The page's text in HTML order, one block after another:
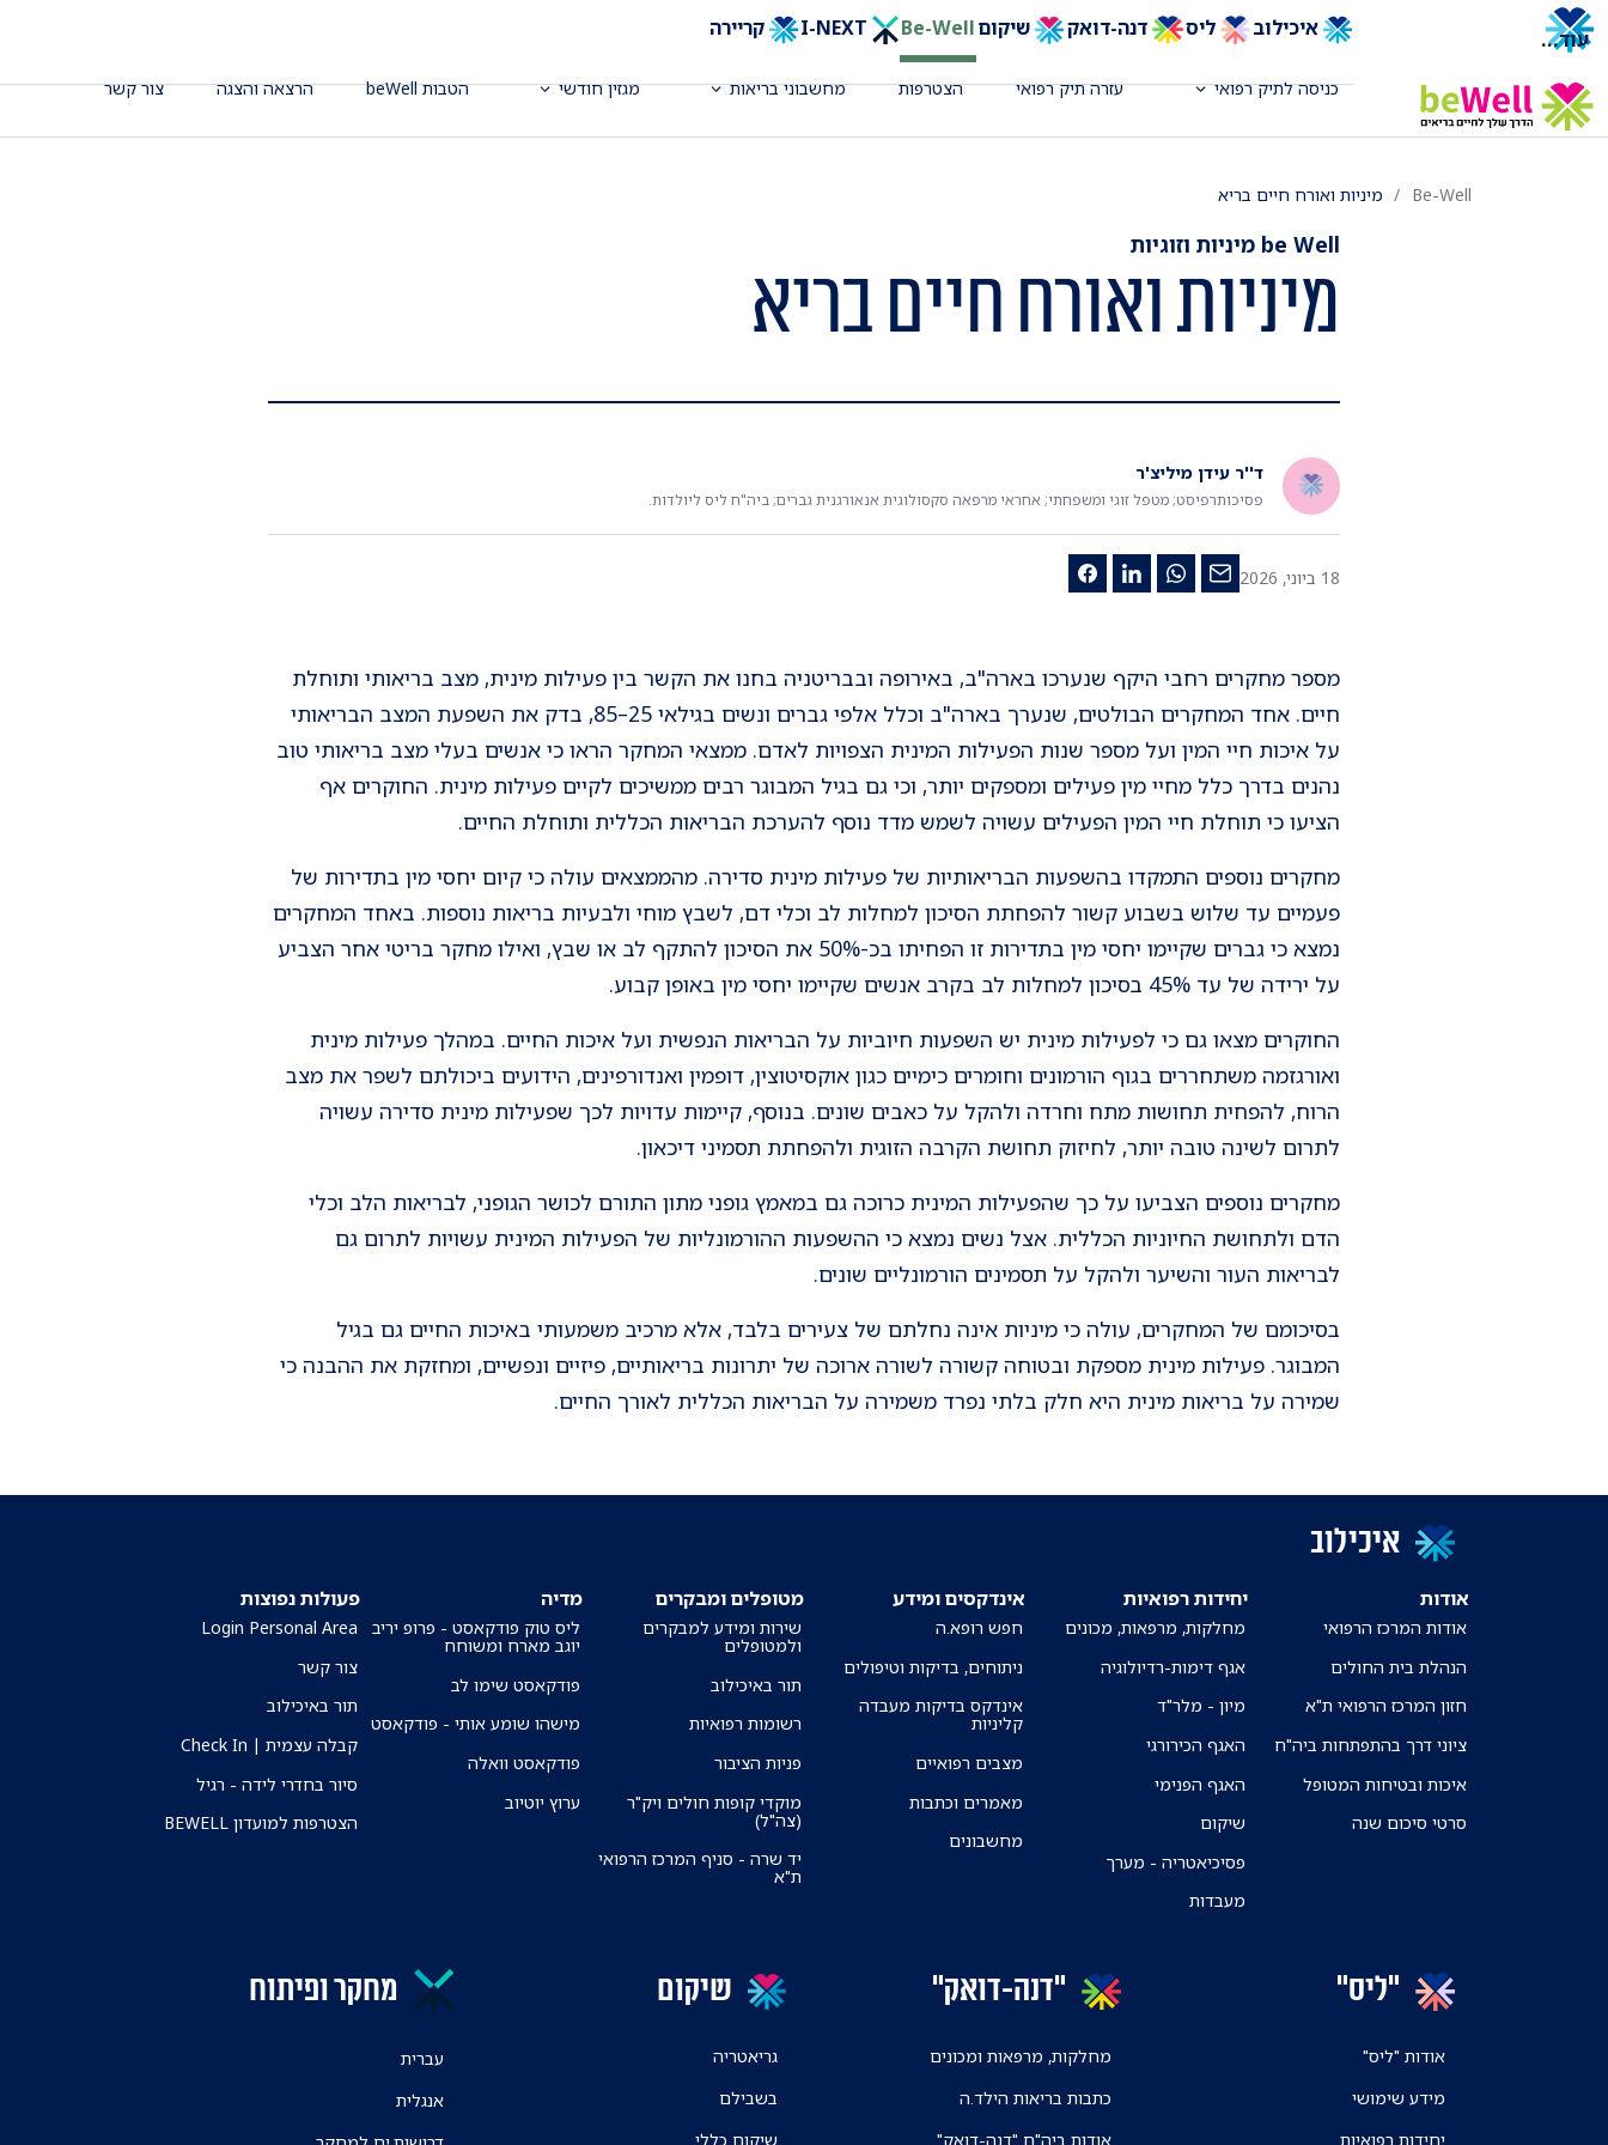
איכילוב ליס דנה-דואק שיקוםBe-Well קריירה
כניסה לתיק רפואי עזרה תיק רפואי הצטרפות מחשבוני בריאות מגזין חודשי הטבות beWell הרצאה והצגה צור קשר
עוד...
Be-Well מיניות ואורח חיים בריא
be Well מיניות וזוגיות
מיניות ואורח חיים בריא
ד''ר עידן מיליצ'ר
פסיכותרפיסט; מטפל זוגי ומשפחתי; אחראי מרפאה סקסולוגית אנאורגנית גברים; ביה"ח ליס ליולדות.
18 ביוני, 2026
מספר מחקרים רחבי היקף שנערכו בארה"ב, באירופה ובבריטניה בחנו את הקשר בין פעילות מינית, מצב בריאותי ותוחלת
חיים. אחד המחקרים הבולטים, שנערך בארה"ב וכלל אלפי גברים ונשים בגילאי 25–85, בדק את השפעת המצב הבריאותי
על איכות חיי המין ועל מספר שנות הפעילות המינית הצפויות לאדם. ממצאי המחקר הראו כי אנשים בעלי מצב בריאותי טוב
נהנים בדרך כלל מחיי מין פעילים ומספקים יותר, וכי גם בגיל המבוגר רבים ממשיכים לקיים פעילות מינית. החוקרים אף
הציעו כי תוחלת חיי המין הפעילים עשויה לשמש מדד נוסף להערכת הבריאות הכללית ותוחלת החיים.
מחקרים נוספים התמקדו בהשפעות הבריאותיות של פעילות מינית סדירה. מהממצאים עולה כי קיום יחסי מין בתדירות של
פעמיים עד שלוש בשבוע קשור להפחתת הסיכון למחלות לב וכלי דם, לשבץ מוחי ולבעיות בריאות נוספות. באחד המחקרים
נמצא כי גברים שקיימו יחסי מין בתדירות זו הפחיתו בכ-50% את הסיכון להתקף לב או שבץ, ואילו מחקר בריטי אחר הצביע
על ירידה של עד 45% בסיכון למחלות לב בקרב אנשים שקיימו יחסי מין באופן קבוע.
החוקרים מצאו גם כי לפעילות מינית יש השפעות חיוביות על הבריאות הנפשית ועל איכות החיים. במהלך פעילות מינית
ואורגזמה משתחררים בגוף הורמונים וחומרים כימיים כגון אוקסיטוצין, דופמין ואנדורפינים, הידועים ביכולתם לשפר את מצב
הרוח, להפחית תחושות מתח וחרדה ולהקל על כאבים שונים. בנוסף, קיימות עדויות לכך שפעילות מינית סדירה עשויה
לתרום לשינה טובה יותר, לחיזוק תחושת הקרבה הזוגית ולהפחתת תסמיני דיכאון.
מחקרים נוספים הצביעו על כך שהפעילות המינית כרוכה גם במאמץ גופני מתון התורם לכושר הגופני, לבריאות הלב וכלי
הדם ולתחושת החיוניות הכללית. אצל נשים נמצא כי ההשפעות ההורמונליות של הפעילות המינית עשויות לתרום גם
לבריאות העור והשיער ולהקל על תסמינים הורמונליים שונים.
בסיכומם של המחקרים, עולה כי מיניות אינה נחלתם של צעירים בלבד, אלא מרכיב משמעותי באיכות החיים גם בגיל
המבוגר. פעילות מינית מספקת ובטוחה קשורה לשורה ארוכה של יתרונות בריאותיים, פיזיים ונפשיים, ומחזקת את ההבנה כי
שמירה על בריאות מינית היא חלק בלתי נפרד משמירה על הבריאות הכללית לאורך החיים.
איכילוב
אודות
אודות המרכז הרפואי
הנהלת בית החולים
חזון המרכז הרפואי ת"א
ציוני דרך בהתפתחות ביה"ח
איכות ובטיחות המטופל
סרטי סיכום שנה
יחידות רפואיות
מחלקות, מרפאות, מכונים
אגף דימות-רדיולוגיה
מיון - מלר"ד
האגף הכירורגי
האגף הפנימי
שיקום
פסיכיאטריה - מערך
מעבדות
אינדקסים ומידע
חפש רופא.ה
ניתוחים, בדיקות וטיפולים
אינדקס בדיקות מעבדה
קליניות
מצבים רפואיים
מאמרים וכתבות
מחשבונים
מטופלים ומבקרים
שירות ומידע למבקרים
ולמטופלים
תור באיכילוב
רשומות רפואיות
פניות הציבור
מוקדי קופות חולים ויק"ר
(צה"ל)
יד שרה - סניף המרכז הרפואי
ת"א
מדיה
ליס טוק פודקאסט - פרופ יריב
יוגב מארח ומשוחח
פודקאסט שימו לב
מישהו שומע אותי - פודקאסט
פודקאסט וואלה
ערוץ יוטיוב
פעולות נפוצות
Login Personal Area
צור קשר
תור באיכילוב
קבלה עצמית | Check In
סיור בחדרי לידה - רגיל
הצטרפות למועדון BEWELL
"ליס"
אודות "ליס"
מידע שימושי
יחידות רפואיות
"דנה-דואק"
מחלקות, מרפאות ומכונים
כתבות בריאות הילד.ה
אודות ביה"ח "דנה-דואק"
שיקום
גריאטריה
בשבילם
שיקום כללי
מחקר ופיתוח
עברית
אנגלית